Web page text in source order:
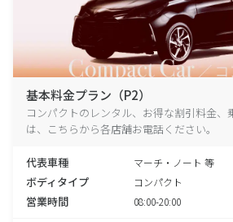
基本料金プラン（P2）
コンパクトのレンタル、お得な割引料金、
は、こちらから各店舗お電話ください。
代表車種 マーチ・ノート 等
ボディタイプ コンパクト
営業時間 08:00-20:00